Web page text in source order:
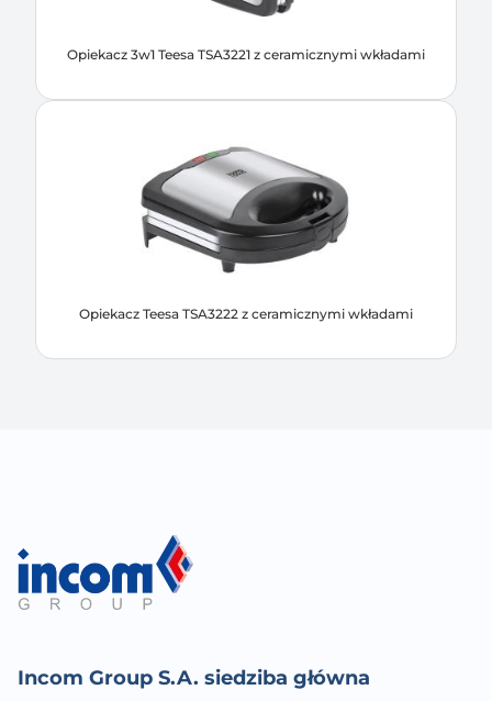
Opiekacz 3w1 Teesa TSA3221 z ceramicznymi wkładami
Opiekacz Teesa TSA3222 z ceramicznymi wkładami
Incom Group S.A. siedziba główna